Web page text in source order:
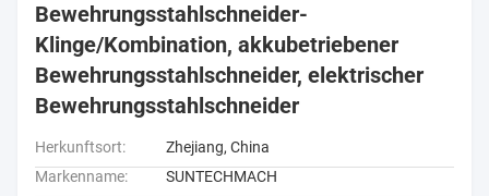
Bewehrungsstahlschneider-
Klinge/Kombination, akkubetriebener
Bewehrungsstahlschneider, elektrischer
Bewehrungsstahlschneider
Herkunftsort:
Zhejiang, China
Markenname:
SUNTECHMACH